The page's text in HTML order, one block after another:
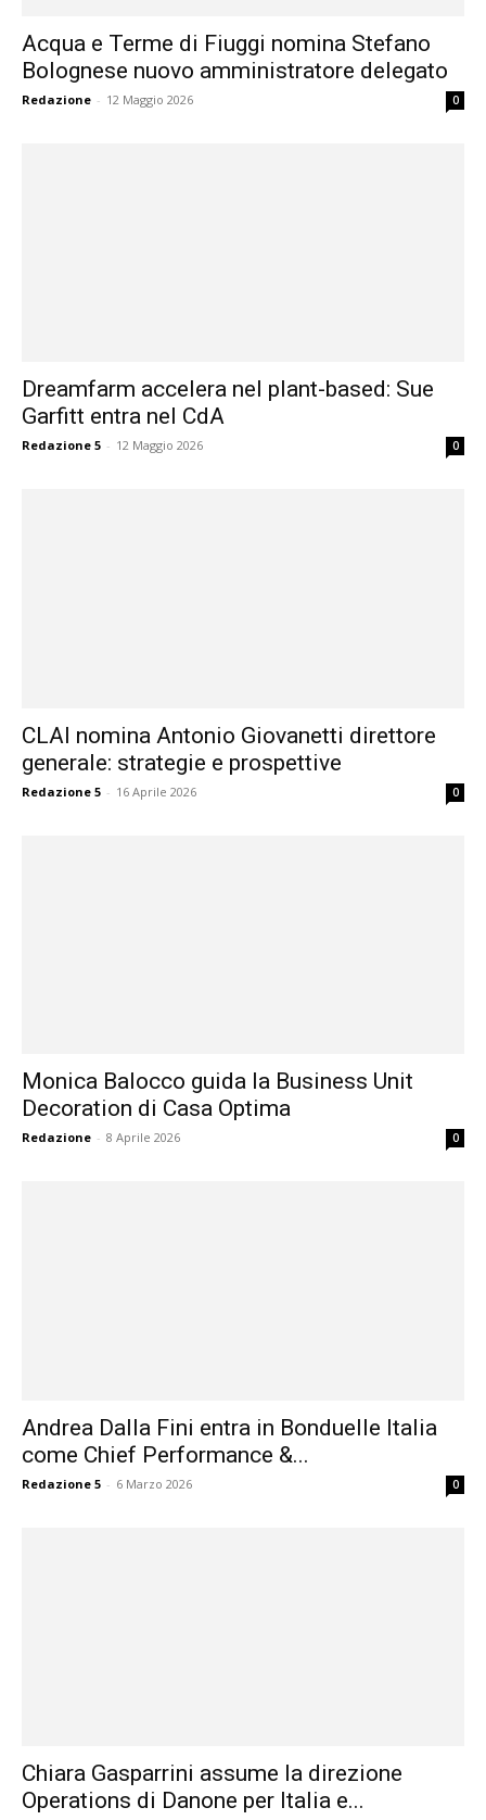
Acqua e Terme di Fiuggi nomina Stefano
Bolognese nuovo amministratore delegato
Redazione - 12 Maggio 2026 0
Dreamfarm accelera nel plant-based: Sue
Garfitt entra nel CdA
Redazione 5 - 12 Maggio 2026 0
CLAI nomina Antonio Giovanetti direttore
generale: strategie e prospettive
Redazione 5 - 16 Aprile 2026 0
Monica Balocco guida la Business Unit
Decoration di Casa Optima
Redazione - 8 Aprile 2026 0
Andrea Dalla Fini entra in Bonduelle Italia
come Chief Performance &...
Redazione 5 - 6 Marzo 2026 0
Chiara Gasparrini assume la direzione
Operations di Danone per Italia e...